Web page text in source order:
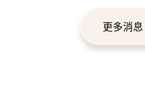
更多消息